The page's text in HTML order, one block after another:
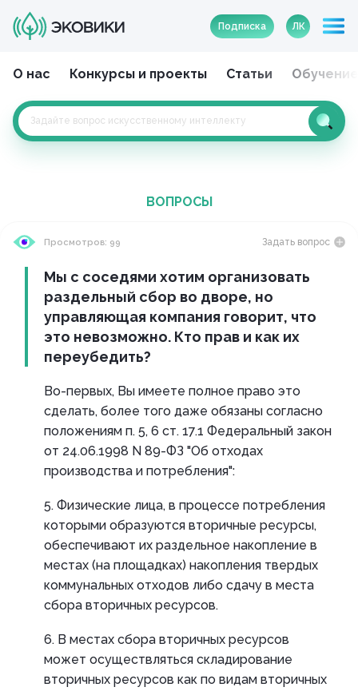
Подписка ЛК
О нас Конкурсы и проекты Статьи Обучение
ВОПРОСЫ
Просмотров: 99 Задать вопрос
Мы с соседями хотим организовать
раздельный сбор во дворе, но
управляющая компания говорит, что
это невозможно. Кто прав и как их
переубедить?
Во-первых, Вы имеете полное право это
сделать, более того даже обязаны согласно
положениям п. 5, 6 ст. 17.1 Федеральный закон
от 24.06.1998 N 89-ФЗ "Об отходах
производства и потребления":
5. Физические лица, в процессе потребления
которыми образуются вторичные ресурсы,
обеспечивают их раздельное накопление в
местах (на площадках) накопления твердых
коммунальных отходов либо сдачу в места
сбора вторичных ресурсов.
6. В местах сбора вторичных ресурсов
может осуществляться складирование
вторичных ресурсов как по видам вторичных